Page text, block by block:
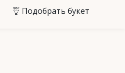
Подобрать букет